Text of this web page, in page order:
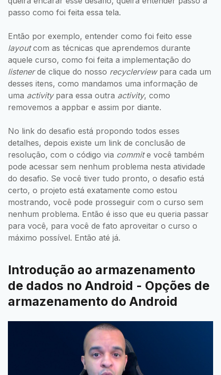
passo como foi feita essa tela.
Então por exemplo, entender como foi feito esse
layoutcom as técnicas que aprendemos durante
aquele curso, como foi feita a implementação do
listenerde clique do nosso recyclerviewpara cada um
desses itens, como mandamos uma informação de
uma activitypara essa outra activity, como
removemos a appbar e assim por diante.
No link do desafio está propondo todos esses
detalhes, depois existe um link de conclusão de
resolução, com o código via commite você também
pode acessar sem nenhum problema nesta atividade
do desafio. Se você tiver tudo pronto, o desafio está
certo, o projeto está exatamente como estou
mostrando, você pode prosseguir com o curso sem
nenhum problema. Então é isso que eu queria passar
para você, para você de fato aproveitar o curso o
máximo possível. Então até já.
Introdução ao armazenamento
de dados no Android - Opções de
armazenamento do Android